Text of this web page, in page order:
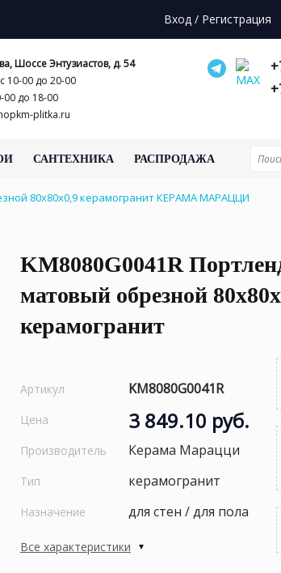
Вход / Регистрация
Шоссе Энтузиастов, д. 54
10-00 до 20-00
00 до 18-00
plitka.ru
САНТЕХНИКА РАСПРОДАЖА
80x80x0,9 керамогранит КЕРАМА МАРАЦЦИ
KM8080G0041R
матовый обрезной
керамогранит
Артикул KM8080G0041R
Цена 3 849.10 руб.
Производитель Керама Марацци
Тип керамогранит
Назначение для стен / для пола
Все характеристики